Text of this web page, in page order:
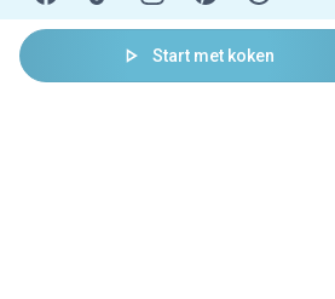
Start met koken